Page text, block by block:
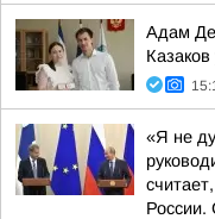
Адам
«Я не
России.